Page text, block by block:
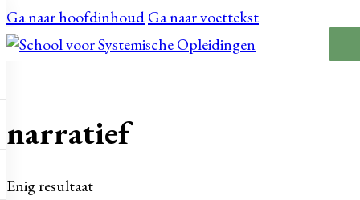
Ga naar hoofdinhoudGa naar voettekst
narratief
Enig resultaat